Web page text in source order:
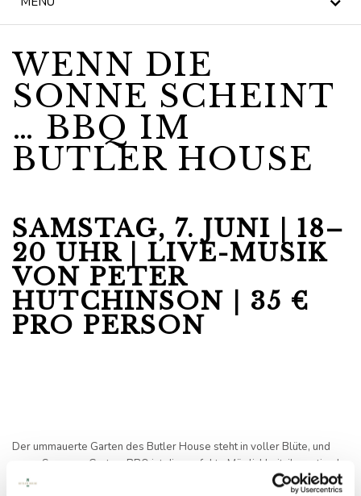
NACHRICHT
BLOG
KILKENNY CIVIC
TRUST
FEIERLICHKEITEN
SONDERANGEBOTE
GESCHENKGUTSCHEIN
BUTLER HOUSE &
GARDEN, EIN
WENN DIE
SONNE SCHEINT
… BBQ IM
BUTLER HOUSE
SAMSTAG, 7. JUNI | 18–
20 UHR | LIVE-MUSIK
VON PETER
HUTCHINSON | 35 €
PRO PERSON
Der ummauerte Garten des Butler House steht in voller Blüte, und
unser Sommer-Garten-BBQ ist die perfekte Möglichkeit, ihn optimal
zu nutzen. Am Samstag, den 7. Juni, von 18 bis 20 Uhr, laden wir Sie zu